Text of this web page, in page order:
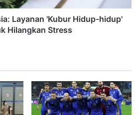
Layanan 'Kubur Hidup-hidup'
Hilangkan Stress